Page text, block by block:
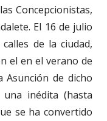
Concepcionistas,
El 16 de julio
de la ciudad,
el en el verano de
Asunción de dicho
inédita (hasta
se ha convertido